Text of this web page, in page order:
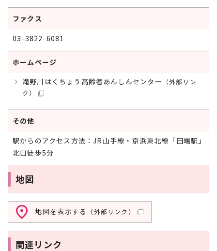
ファクス
03-3822-6081
ホームページ
滝野川はくちょう高齢者あんしんセンター （外部リン
ク）
その他
駅からのアクセス方法：JR山手線・京浜東北線「田端駅」
北口徒歩5分
地図
地図を表示する （外部リンク）
関連リンク